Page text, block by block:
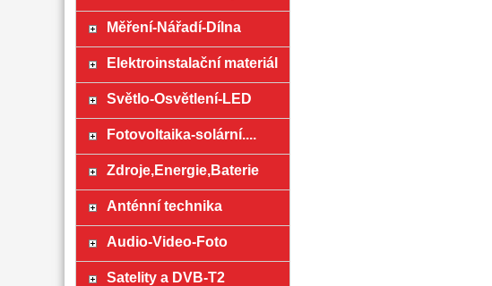
Měření-Nářadí-Dílna
Elektroinstalační materiál
Světlo-Osvětlení-LED
Fotovoltaika-solární....
Zdroje,Energie,Baterie
Anténní technika
Audio-Video-Foto
Satelity a DVB-T2